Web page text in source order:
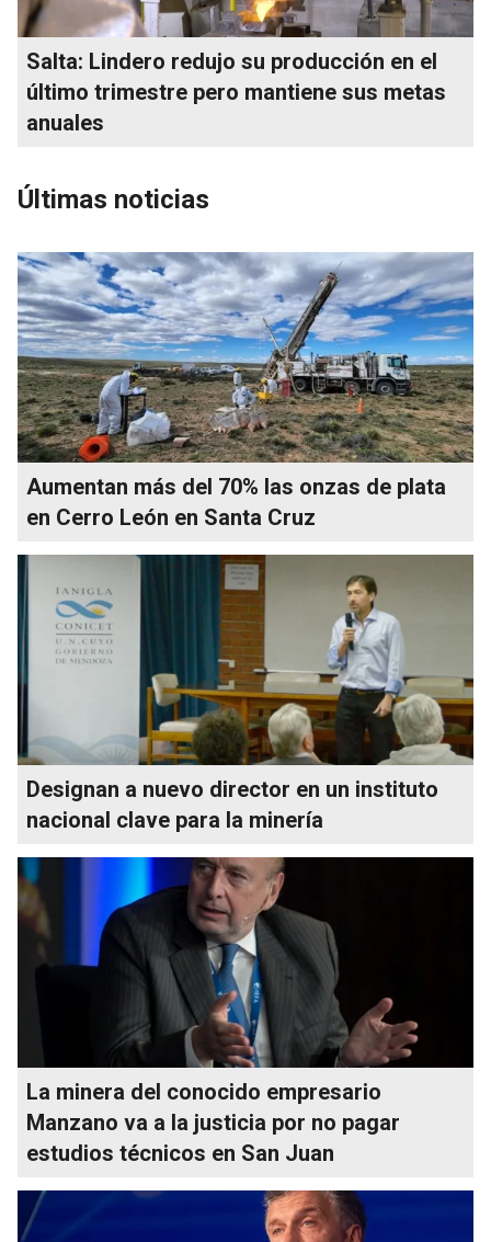
Salta: Lindero redujo su producción en el
último trimestre pero mantiene sus metas
anuales
Últimas noticias
Aumentan más del 70% las onzas de plata
en Cerro León en Santa Cruz
Designan a nuevo director en un instituto
nacional clave para la minería
La minera del conocido empresario
Manzano va a la justicia por no pagar
estudios técnicos en San Juan